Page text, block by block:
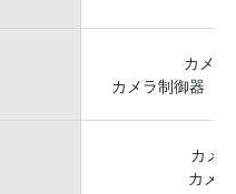
カメ
カメラ制御器
カメ
カメ